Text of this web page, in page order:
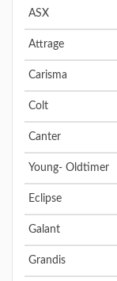
ASX
Attrage
Carisma
Colt
Canter
Young- Oldtimer
Eclipse
Galant
Grandis